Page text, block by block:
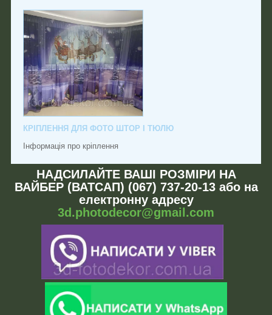
КРІПЛЕННЯ ДЛЯ ФОТО ШТОР І ТЮЛЮ
Інформація про кріплення
НАДСИЛАЙТЕ ВАШІ РОЗМІРИ НА
ВАЙБЕР (ВАТСАП) (067) 737-20-13 або на
електронну адресу
3d.photodecor@gmail.com